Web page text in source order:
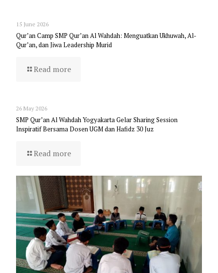
15 June 2026
Qur’an Camp SMP Qur’an Al Wahdah: Menguatkan Ukhuwah, Al-
Qur’an, dan Jiwa Leadership Murid
Read more
26 May 2026
SMP Qur’an Al Wahdah Yogyakarta Gelar Sharing Session
Inspiratif Bersama Dosen UGM dan Hafidz 30 Juz
Read more